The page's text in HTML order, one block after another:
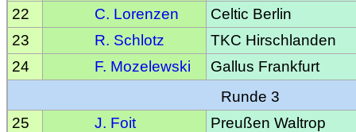
22
C. Lorenzen
Celtic Berlin
23
R. Schlotz
TKC Hirschlanden
24
F. Mozelewski
Gallus Frankfurt
Runde 3
25
J. Foit
Preußen Waltrop